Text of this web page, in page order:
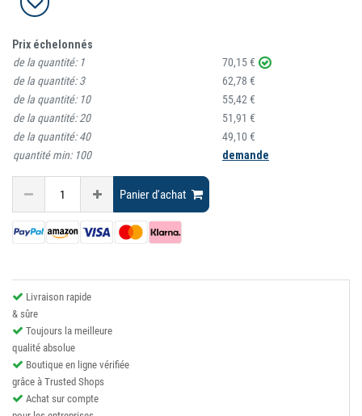
Prix échelonnés
de la quantité: 1
70,15 €
de la quantité:3
62,78 €
de la quantité: 10
55,42 €
de la quantité:20
51,91 €
de la quantité:40
49,10 €
quantité min: 100 demande
Panier d'achat
Livraison rapide
& sûre
Toujours la meilleure
qualité absolue
Boutique en ligne vérifiée
grâce à Trusted Shops
Achat sur compte